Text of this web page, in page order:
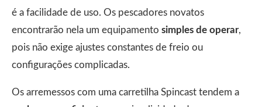
é a facilidade de uso. Os pescadores novatos
encontrarão nela um equipamento simples de operar,
pois não exige ajustes constantes de freio ou
configurações complicadas.
Os arremessos com uma carretilha Spincast tendem a